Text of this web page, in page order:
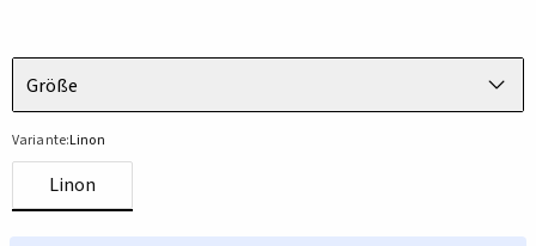
Größe
Variante:Linon
Linon